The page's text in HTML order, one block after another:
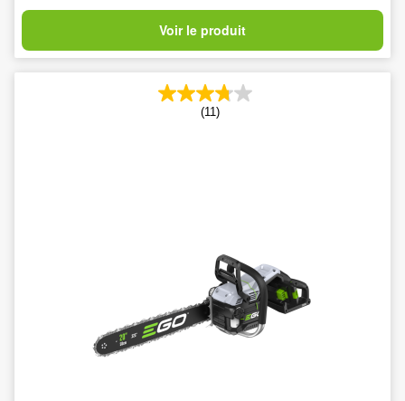
Voir le produit
(11)